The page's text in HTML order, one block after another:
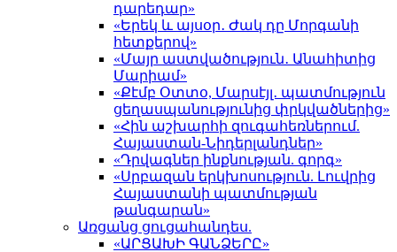
դարեդար»
«Երեկ և այսօր․ Ժակ դը Մորգանի
հետքերով»
«Մայր աստվածություն․ Անահիտից
Մարիամ»
«Քէմբ Օտտօ, Մարսէյլ․ պատմություն
ցեղասպանությունից փրկվածներից»
«Հին աշխարհի զուգահեռներում.
Հայաստան-Նիդերլանդներ»
«Դրվագներ ինքնության. գորգ»
«Սրբազան երկխոսություն. Լուվրից
Հայաստանի պատմության
թանգարան»
Առցանց ցուցահանդես.
«ԱՐՑԱԽԻ ԳԱՆՁԵՐԸ»